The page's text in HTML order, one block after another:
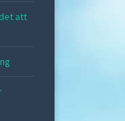
att